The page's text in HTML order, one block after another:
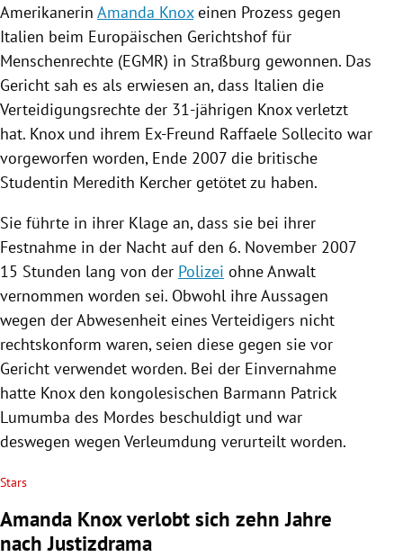
Untermenü
Untermenü
Untermenü
Amerikanerin Amanda Knoxeinen Prozess gegen
Italien beim Europäischen Gerichtshof für
Menschenrechte (EGMR) in Straßburg gewonnen. Das
Gericht sah es als erwiesen an, dass Italien die
Verteidigungsrechte der 31-jährigen Knoxverletzt
hat. Knoxund ihrem Ex-Freund Raffaele Sollecito war
vorgeworfen worden, Ende 2007 die britische
Studentin Meredith Kercher getötet zu haben.
Sie führte in ihrer Klage an, dass sie bei ihrer
Festnahme in der Nacht auf den 6. November 2007
15 Stunden lang von der Polizei ohne Anwalt
vernommen worden sei. Obwohl ihre Aussagen
wegen der Abwesenheit eines Verteidigers nicht
rechtskonform waren, seien diese gegen sie vor
Gericht verwendet worden. Bei der Einvernahme
hatte Knoxden kongolesischen Barmann Patrick
Lumumba des Mordes beschuldigt und war
deswegen wegen Verleumdung verurteilt worden.
Stars
Amanda Knox verlobt sich zehn Jahre
nach Justizdrama